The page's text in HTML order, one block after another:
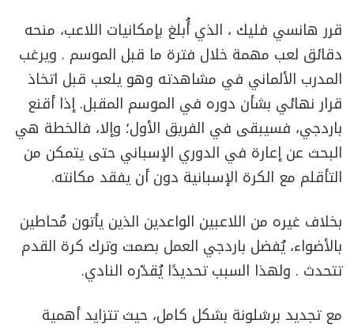
قرر هانسي فليك ، الذي أُبلغ بإمكانيات اللاعب، منحه
دقائق لعب مهمة خلال فترة ما قبل الموسم . ويرغب
المدرب الألماني في مشاهدته وهو يلعب قبل اتخاذ
قرار نهائي بشأن دوره في الموسم المقبل. إذا أقنع
باردجي، فسيبقى في الفريق الأول؛ وإلا، فالخطة هي
البحث عن إعارة في الدوري الإسباني حتى يتمكن من
التأقلم مع الكرة الإسبانية دون أن يفقد مكانته.
بخلاف غيره من اللاعبين الواعدين الذين يأتون مُحاطين
بالأضواء، يُفضل باردجي العمل بصمت وترك كرة القدم
تتحدث . ولهذا السبب تحديدًا يُقدّره النادي.
مع تجديد برشلونة بشكل كامل، حيث تتزايد أهمية